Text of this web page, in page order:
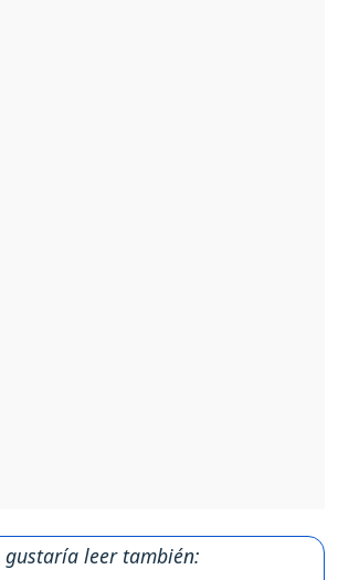
gustaría leer también: